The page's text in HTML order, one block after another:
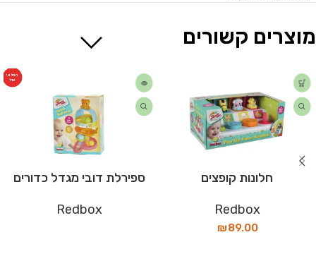
מוצרים קשורים
חלונות קופצים
Redbox
₪89.00
המלאי
אזל
ספירלת דובי מגדל כדורים
Redbox